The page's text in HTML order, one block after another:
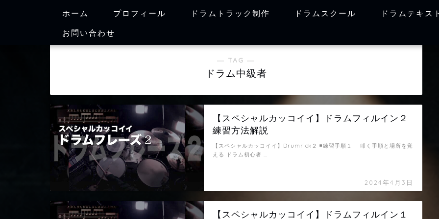
ホーム プロフィール ドラムトラック制作 ドラムスクール
ドラムテキス
お問い合わせ
― TAG ―
ドラム中級者
【スペシャルカッコイイ】ドラムフィルイン２
練習方法解説
2024年4月3日
【スペシャルカッコイイ】Drumrick２ ◾️練習手順１ 叩く手順と場所を覚
える ドラム初心者 …
【スペシャルカッコイイ】ドラムフィルイン１